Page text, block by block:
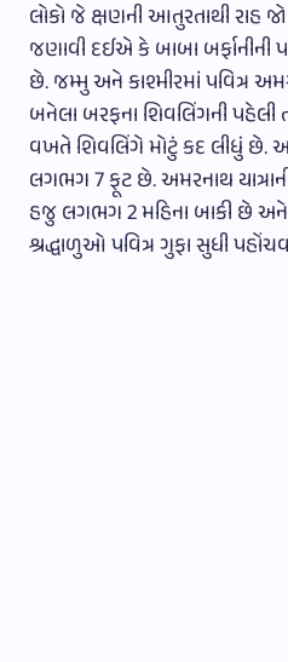
લોકો જે ક્ષણની આતુરતાથી રાહ
જણાવી દઈએ કે બાબા
છે. જમ્મુ અને કાશ્મીરમાં પવિત્ર
બનેલા બરફના શિવલિંગની
વખતે શિવલિંગે મોટું કદ લીધું
લગભગ 7 ફૂટ છે. અમરનાથ
હજુ લગભગ 2 મહિના બાકી છે
શ્રદ્ધાળુઓ પવિત્ર ગુફા સુધી